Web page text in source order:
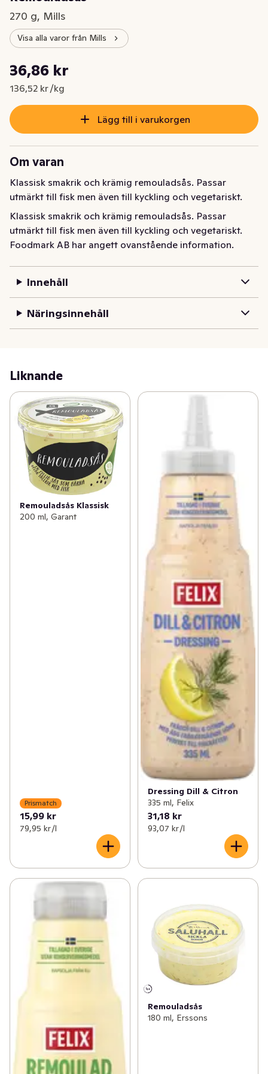
270 g, Mills
Visa alla varor från Mills
Nuvarande pris är: 36,86 kr
36,86 kr
136,52 kr /kg
Styckpris: 136,52 kr /kg
Lägg till i varukorgen
Om varan
Klassisk smakrik och krämig remouladsås. Passar
utmärkt till fisk men även till kyckling och vegetariskt.
Klassisk smakrik och krämig remouladsås. Passar
utmärkt till fisk men även till kyckling och vegetariskt.
Foodmark AB har angett ovanstående information.
Innehåll
Näringsinnehåll
Liknande
Remouladsås Klassisk
200 ml, Garant
Prismatch
15,99 kr
79,95 kr /l
Dressing Dill & Citron
335 ml, Felix
31,18 kr
93,07 kr /l
Remouladsås
180 ml, Erssons